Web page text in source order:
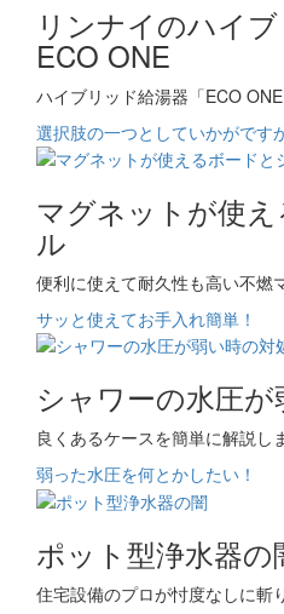
リンナイのハイ
ECO ONE
ハイブリッド給湯器「ECO
選択肢の一つとしていかがですか
マグネットが使
ル
便利に使えて耐久性も高い不燃
サッと使えてお手入れ簡単！
シャワーの水圧
良くあるケースを簡単に解説し
弱った水圧を何とかしたい！
ポット型浄水器の
住宅設備のプロが忖度なしに斬